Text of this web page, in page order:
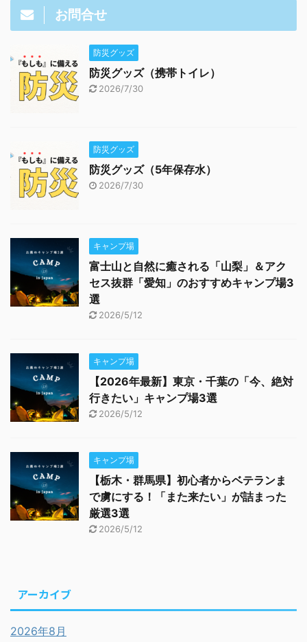
お問合せ
防災グッズ
防災グッズ（携帯トイレ）
2026/7/30
防災グッズ
防災グッズ（5年保存水）
2026/7/30
キャンプ場
富士山と自然に癒される「山梨」＆アク
セス抜群「愛知」のおすすめキャンプ場3
選
2026/5/12
キャンプ場
【2026年最新】東京・千葉の「今、絶対
行きたい」キャンプ場3選
2026/5/12
キャンプ場
【栃木・群馬県】初心者からベテランま
で虜にする！「また来たい」が詰まった
厳選3選
2026/5/12
アーカイブ
2026年8月